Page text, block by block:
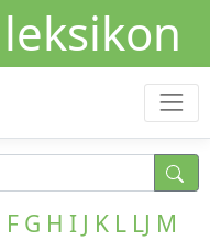
F G H I J K L LJ M